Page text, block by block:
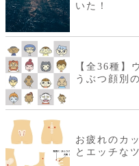
いた！
【全36種
うぶつ顔別
お疲れのカ
とエッチな